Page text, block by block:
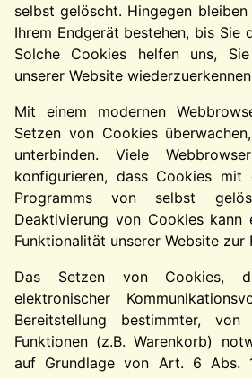
selbst gelöscht. Hingegen
Ihrem Endgerät bestehen, bis Sie
Solche Cookies helfen uns,
unserer Website
Mit einem modernen
Setzen von Cookies
unterbinden. Viele
konfigurieren, dass Cookies mit
Programms von selbst
Deaktivierung von Cookies kann
Funktionalität unserer Website zur
Das Setzen von Cookies,
elektronischer
Bereitstellung bestimmter, von
Funktionen (z.B. Warenkorb)
auf Grundlage von Art. 6 Abs.